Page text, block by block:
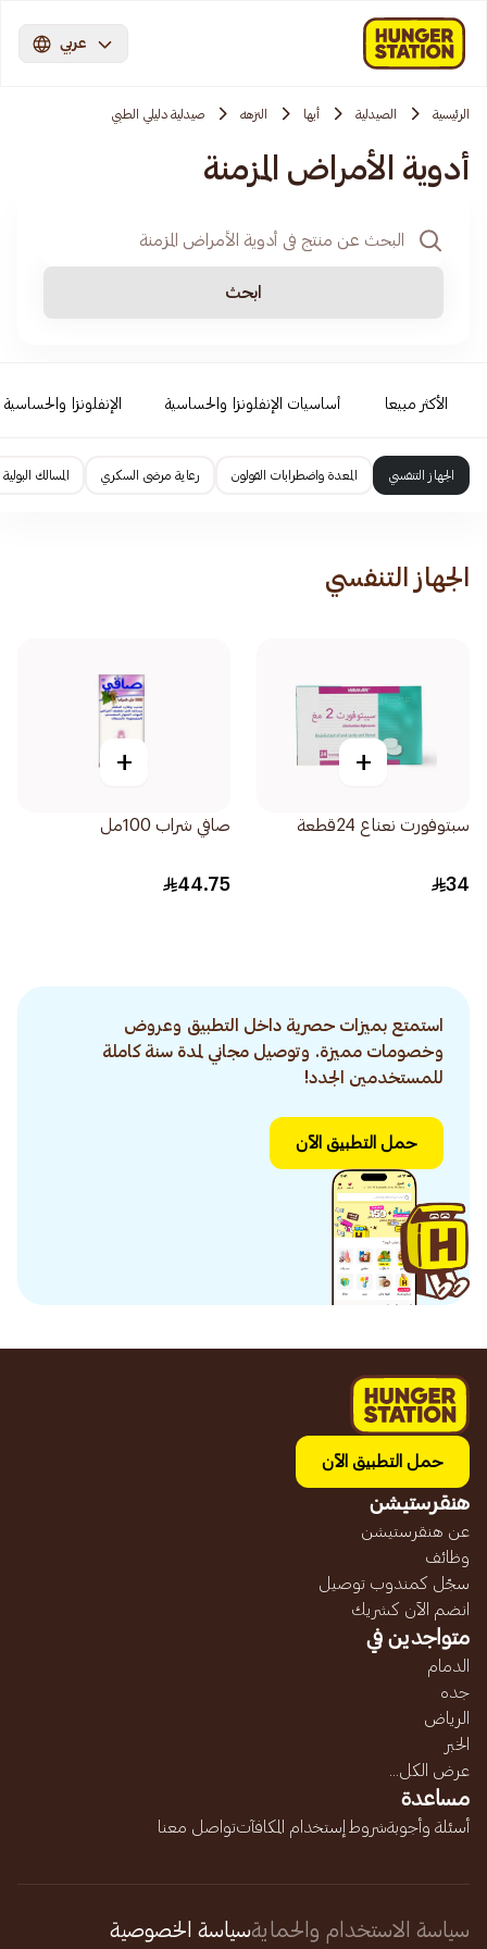
عربي
الرئيسية الصيدلية أبها النزهه صيدلية دليلي الطبي
أدوية الأمراض المزمنة
ابحث
الأكثر مبيعا أساسيات الإنفلونزا والحساسية الإنفلونزا والحساسية
الجهاز التنفسي المعدة واضطرابات القولون رعاية مرضى السكري المسالك البولية
الجهاز التنفسي
+
سبتوفورت نعناع 24قطعة
34
+
صافي شراب 100مل
44.75
استمتع بميزات حصرية داخل التطبيق وعروض
وخصومات مميزة. وتوصيل مجاني لمدة سنة كاملة
للمستخدمين الجدد!
حمل التطبيق الآن
حمل التطبيق الآن
هنقرستيشن
عن هنقرستيشن
وظائف
سجّل كمندوب توصيل
انضم الآن كشريك
متواجدين في
الدمام
جده
الرياض
الخبر
عرض الكل...
مساعدة
أسئلة وأجوبةشروط إستخدام المكافآتتواصل معنا
سياسة الاستخدام والحمايةسياسة الخصوصية